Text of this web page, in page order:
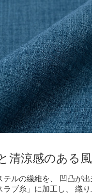
清涼感のある
テルの繊維を、 凹凸が出
ラブ糸」に加工し、 織り